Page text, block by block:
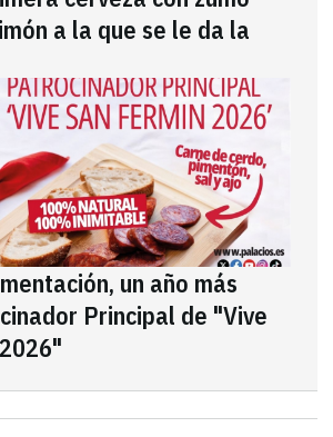
a la que se le da la
un año más
Principal de "Vive